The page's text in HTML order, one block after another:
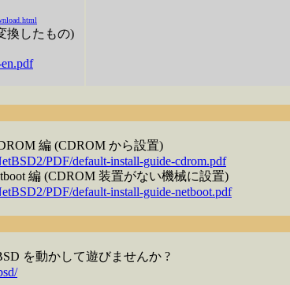
換したもの)
編 (CDROM から設置)
PDF/default-install-guide-cdrom.pdf
編 (CDROM 装置がない機械に設置)
PDF/default-install-guide-netboot.pdf
を動かして遊びませんか ?